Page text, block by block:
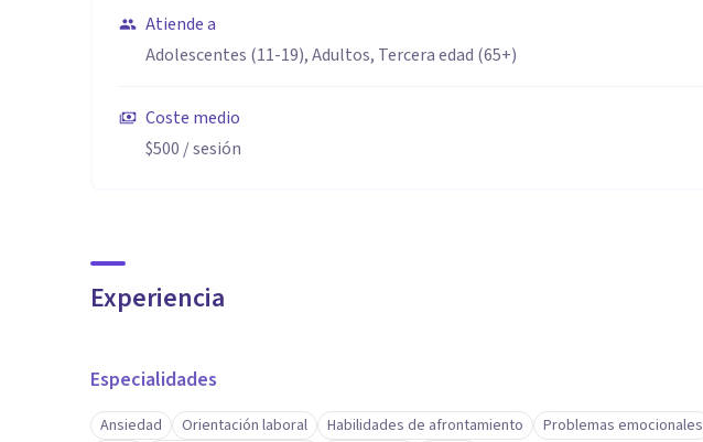
Atiende a
Adolescentes (11-19), Adultos, Tercera edad (65+)
Coste medio
$500 / sesión
Experiencia
Especialidades
Ansiedad Orientación laboral Habilidades de afrontamiento Problemas emocionales